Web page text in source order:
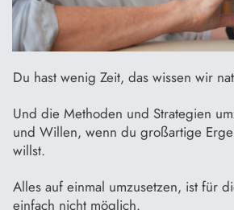
Du hast wenig Zeit, das wissen wir
Und die Methoden und Strategien
und Willen, wenn du großartige
willst.
Alles auf einmal umzusetzen, ist für
einfach nicht möglich.